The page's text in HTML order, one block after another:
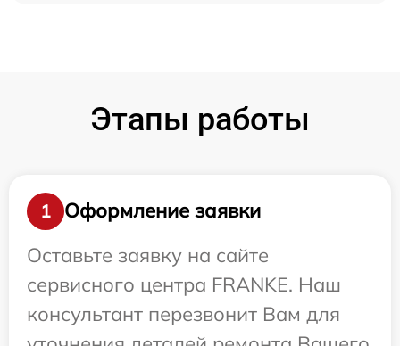
Этапы работы
1
Оформление заявки
Оставьте заявку на сайте
сервисного центра FRANKE. Наш
консультант перезвонит Вам для